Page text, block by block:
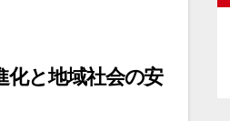
化と地域社会の安